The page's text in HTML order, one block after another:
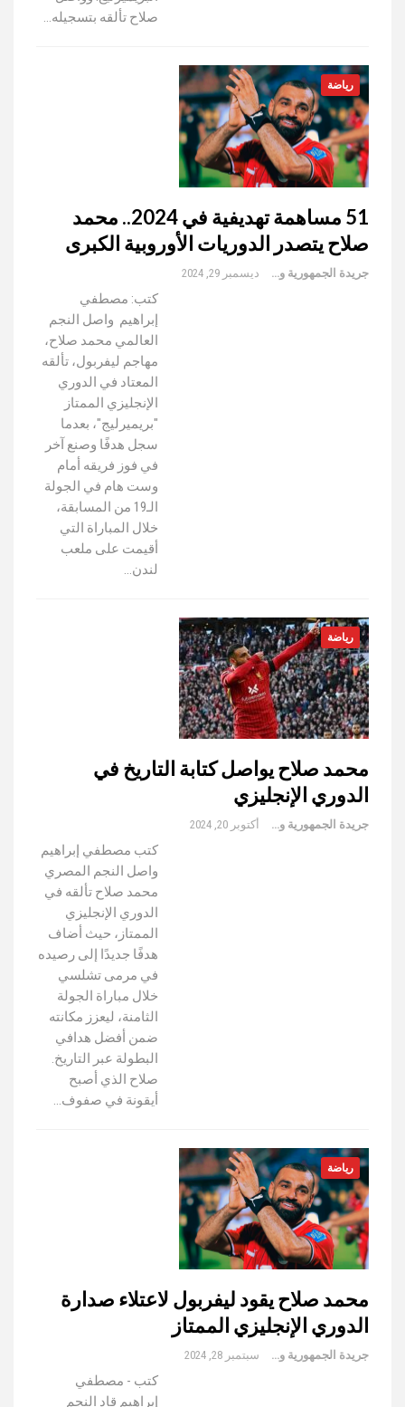
صلاح تألقه بتسجيله…
رياضة
51 مساهمة تهديفية في 2024.. محمد
صلاح يتصدر الدوريات الأوروبية الكبرى
جريدة الجمهورية والعالم ديسمبر 29, 2024
كتب: مصطفي
إبراهيم واصل النجم
العالمي محمد صلاح،
مهاجم ليفربول، تألقه
المعتاد في الدوري
الإنجليزي الممتاز
"بريميرليج"، بعدما
سجل هدفًا وصنع آخر
في فوز فريقه أمام
وست هام في الجولة
الـ19 من المسابقة،
خلال المباراة التي
أقيمت على ملعب
لندن…
رياضة
محمد صلاح يواصل كتابة التاريخ في
الدوري الإنجليزي
جريدة الجمهورية والعالم أكتوبر 20, 2024
كتب مصطفي إبراهيم
واصل النجم المصري
محمد صلاح تألقه في
الدوري الإنجليزي
الممتاز، حيث أضاف
هدفًا جديدًا إلى رصيده
في مرمى تشلسي
خلال مباراة الجولة
الثامنة، ليعزز مكانته
ضمن أفضل هدافي
البطولة عبر التاريخ.
صلاح الذي أصبح
أيقونة في صفوف…
رياضة
محمد صلاح يقود ليفربول لاعتلاء صدارة
الدوري الإنجليزي الممتاز
جريدة الجمهورية والعالم سبتمبر 28, 2024
كتب - مصطفي
إبراهيم قاد النجم